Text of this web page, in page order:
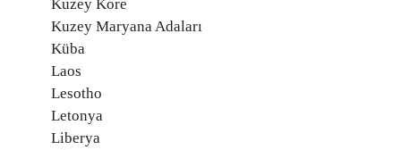
Kuzey Kore
Kuzey Maryana Adaları
Küba
Laos
Lesotho
Letonya
Liberya